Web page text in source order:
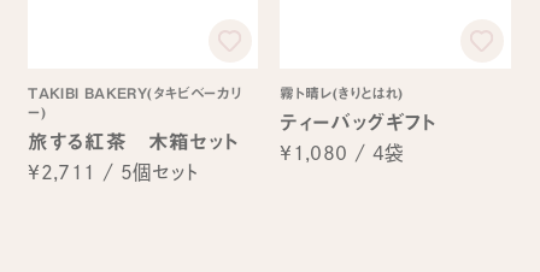
TAKIBI BAKERY(タキビベーカリ
ー)
旅する紅茶 木箱セット
¥2,711 / 5個セット
霧ト晴レ(きりとはれ)
ティーバッグギフト
¥1,080 / 4袋